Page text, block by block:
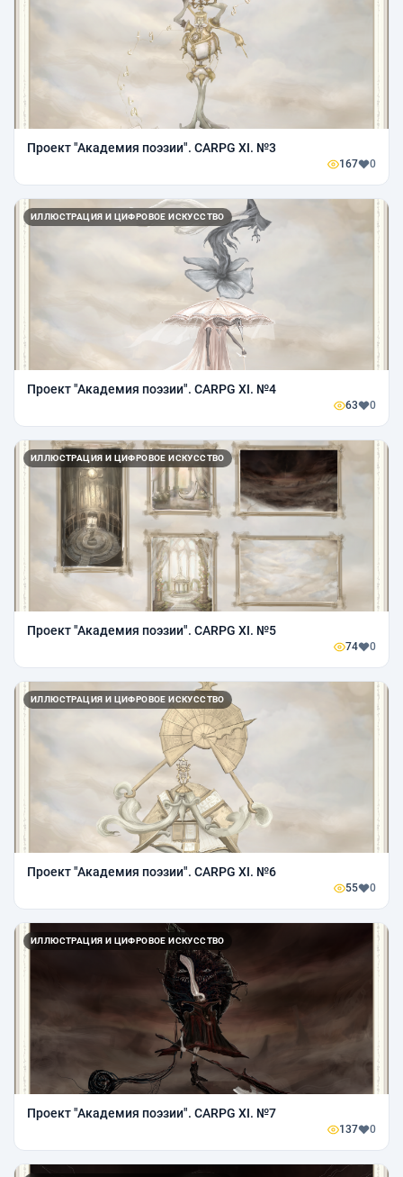
Проект "Академия поэзии". CARPG XI. №3
167 0
ИЛЛЮСТРАЦИЯ И ЦИФРОВОЕ ИСКУССТВО
Проект "Академия поэзии". CARPG XI. №4
63 0
ИЛЛЮСТРАЦИЯ И ЦИФРОВОЕ ИСКУССТВО
Проект "Академия поэзии". CARPG XI. №5
74 0
ИЛЛЮСТРАЦИЯ И ЦИФРОВОЕ ИСКУССТВО
Проект "Академия поэзии". CARPG XI. №6
55 0
ИЛЛЮСТРАЦИЯ И ЦИФРОВОЕ ИСКУССТВО
Проект "Академия поэзии". CARPG XI. №7
137 0